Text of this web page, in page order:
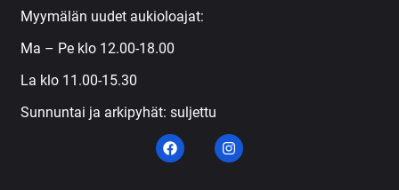
Myymälän uudet aukioloajat:
Ma – Pe klo 12.00-18.00
La klo 11.00-15.30
Sunnuntai ja arkipyhät: suljettu